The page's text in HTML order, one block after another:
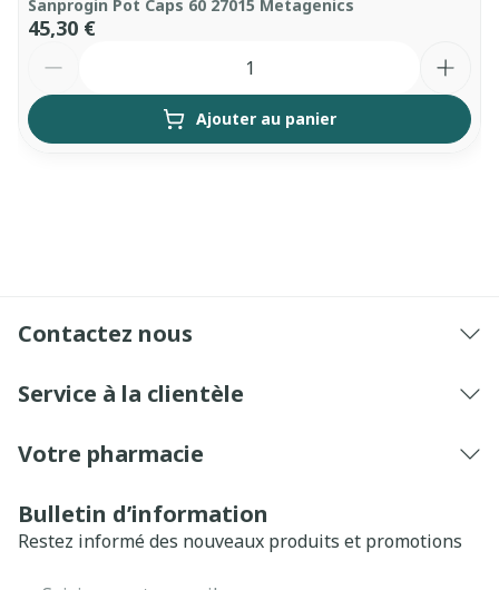
Sanprogin Pot Caps 60 27015 Metagenics
45,30 €
Ajouter au panier
Contactez nous
Service à la clientèle
Votre pharmacie
Bulletin d’information
Restez informé des nouveaux produits et promotions